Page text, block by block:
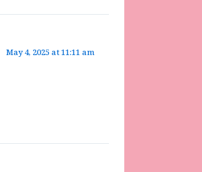
May 4, 2025 at 11:11 am